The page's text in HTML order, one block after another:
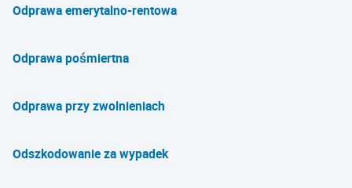
Odprawa emerytalno-rentowa
Odprawa pośmiertna
Odprawa przy zwolnieniach
Odszkodowanie za wypadek